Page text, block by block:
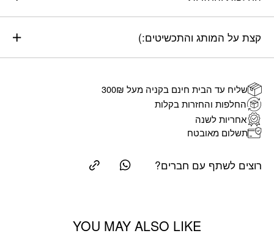
קצת על המותג והתכשיטים:)
שליח עד הבית חינם בקניה מעל 300₪
החלפות והחזרות בקלות
אחריות לשנה
תשלום מאובטח
רוצים לשתף עם חברים?
YOU MAY ALSO LIKE